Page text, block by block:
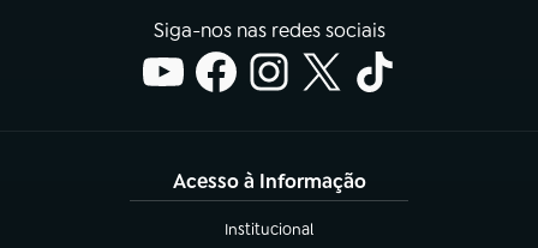
Siga-nos nas redes sociais
Acesso à Informação
Institucional
(abre em nova aba)